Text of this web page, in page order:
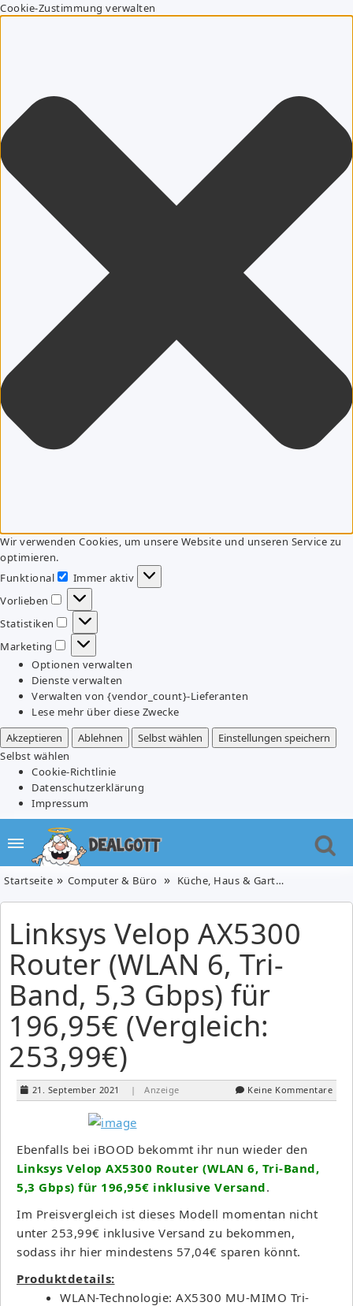
Cookie-Zustimmung verwalten
Wir verwenden Cookies, um unsere Website und unseren Service zu
optimieren.
Funktional
Funktional
Immer aktiv
Vorlieben
Vorlieben
Statistiken
Statistiken
Marketing
Marketing
Optionen verwalten
Dienste verwalten
Verwalten von {vendor_count}-Lieferanten
Lese mehr über diese Zwecke
Akzeptieren
Ablehnen Selbst wählen
Einstellungen speichern
Selbst wählen
Cookie-Richtlinie
Datenschutzerklärung
Impressum
Startseite Computer & Büro Küche, Haus & Garten
Linksys Velop AX5300
Router (WLAN 6, Tri-
Band, 5,3 Gbps) für
196,95€ (Vergleich:
253,99€)
21. September 2021 | Anzeige Keine Kommentare
Ebenfalls bei iBOOD bekommt ihr nun wieder den
Linksys Velop AX5300 Router (WLAN 6, Tri-Band,
5,3 Gbps) für 196,95€ inklusive Versand.
Im Preisvergleich ist dieses Modell momentan nicht
unter 253,99€ inklusive Versand zu bekommen,
sodass ihr hier mindestens 57,04€ sparen könnt.
Produktdetails:
WLAN-Technologie: AX5300 MU-MIMO Tri-